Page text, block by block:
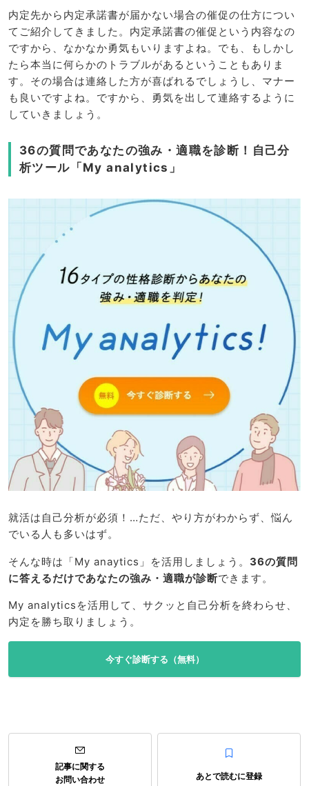
内定先から内定承諾書が届かない場合の催促の仕方につい
てご紹介してきました。内定承諾書の催促という内容なの
ですから、なかなか勇気もいりますよね。でも、もしかし
たら本当に何らかのトラブルがあるということもありま
す。その場合は連絡した方が喜ばれるでしょうし、マナー
も良いですよね。ですから、勇気を出して連絡するように
していきましょう。
36の質問であなたの強み・適職を診断！自己分
析ツール「My analytics」
就活は自己分析が必須！…ただ、やり方がわからず、悩ん
でいる人も多いはず。
そんな時は「My anaytics」を活用しましょう。 36の質問
に答えるだけであなたの強み・適職が診断できます。
My analyticsを活用して、サクッと自己分析を終わらせ、
内定を勝ち取りましょう。
今すぐ診断する（無料）
記事に関する
お問い合わせ
あとで読むに登録